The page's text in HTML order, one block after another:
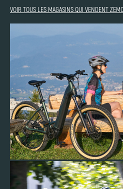
VOIR TOUS LES MAGASINS QUI VENDENT